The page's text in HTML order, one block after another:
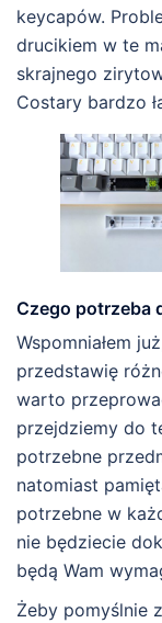
keycapów.
drucikiem w te
skrajnego
Costary bardzo
Czego potrzeba
Wspomniałem
przedstawię
warto
przejdziemy do
potrzebne
natomiast
potrzebne w
nie będziecie
będą Wam
Żeby pomyślnie